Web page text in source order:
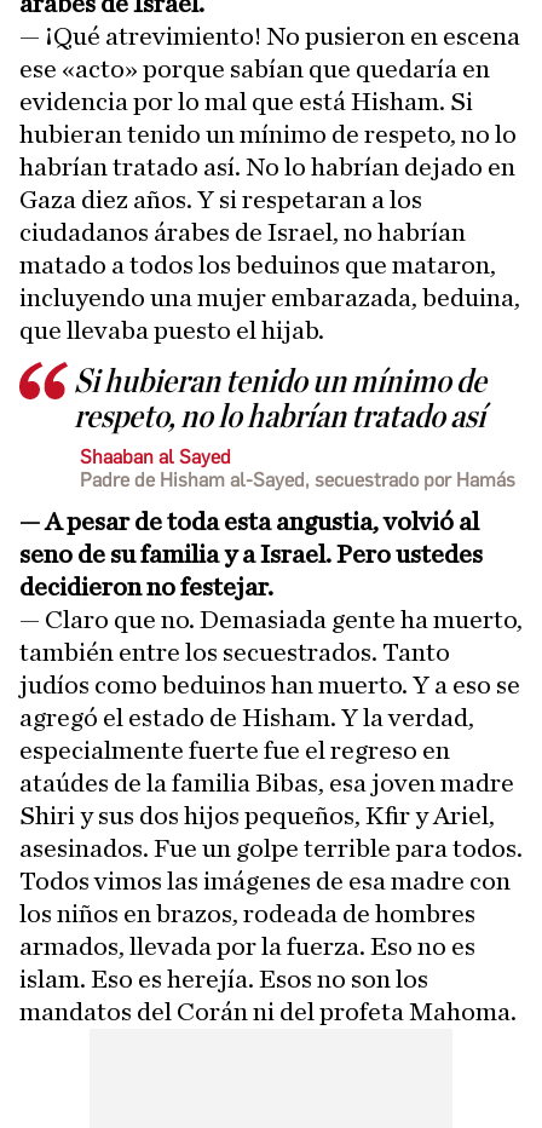
— ¡Qué atrevimiento! No pusieron en escena
ese «acto» porque sabían que quedaría en
evidencia por lo mal que está Hisham. Si
hubieran tenido un mínimo de respeto, no lo
habrían tratado así. No lo habrían dejado en
Gaza diez años. Y si respetaran a los
ciudadanos árabes de Israel, no habrían
matado a todos los beduinos que mataron,
incluyendo una mujer embarazada, beduina,
que llevaba puesto el hijab.
Si hubieran tenido un mínimo de
respeto, no lo habrían tratado así
Shaaban al Sayed
Padre de Hisham al-Sayed, secuestrado por Hamás
—A pesar de toda esta angustia, volvió al
seno de su familia y a Israel. Pero ustedes
decidieron no festejar.
— Claro que no. Demasiada gente ha muerto,
también entre los secuestrados. Tanto
judíos como beduinos han muerto. Y a eso se
agregó el estado de Hisham. Y la verdad,
especialmente fuerte fue el regreso en
ataúdes de la familia Bibas, esa joven madre
Shiri y sus dos hijos pequeños, Kfir y Ariel,
asesinados. Fue un golpe terrible para todos.
Todos vimos las imágenes de esa madre con
los niños en brazos, rodeada de hombres
armados, llevada por la fuerza. Eso no es
islam. Eso es herejía. Esos no son los
mandatos del Corán ni del profeta Mahoma.